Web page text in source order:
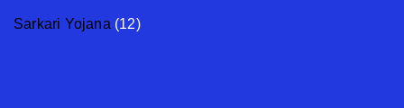
Sarkari Yojana (12)